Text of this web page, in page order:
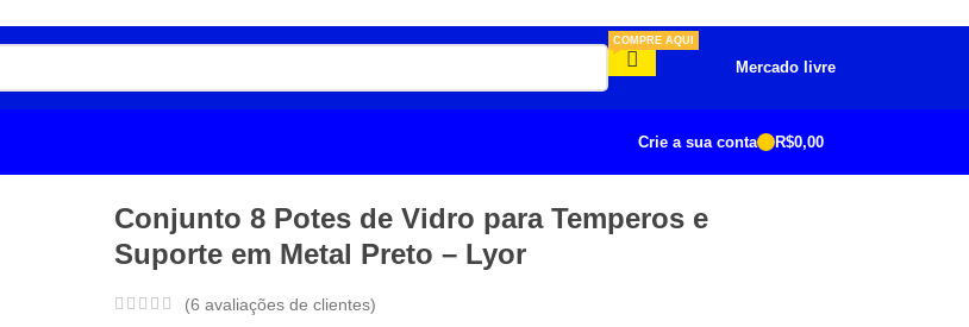
Mercado livre
COMPRE AQUI
Crie a sua conta R$0,00
Conjunto 8 Potes de Vidro para Temperos e
Suporte em Metal Preto – Lyor
(6 avaliações de clientes)